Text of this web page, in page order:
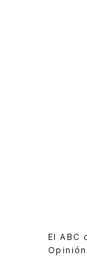
El ABC
Opinión